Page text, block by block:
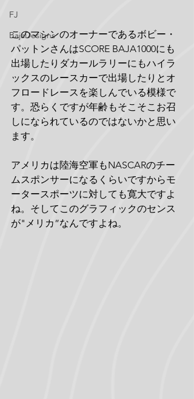
FJ
BajaDesigns
このマシンのオーナーであるボビー・
パットンさんはSCORE BAJA1000にも
出場したりダカールラリーにもハイラ
ックスのレースカーで出場したりとオ
フロードレースを楽しんでいる模様で
す。恐らくですが年齢もそこそこお召
しになられているのではないかと思い
ます。
アメリカは陸海空軍もNASCARのチー
ムスポンサーになるくらいですからモ
ータースポーツに対しても寛大ですよ
ね。そしてこのグラフィックのセンス
が"メリカ”なんですよね。